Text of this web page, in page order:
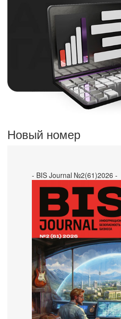
Новый номер
- BIS Journal №2(61)2026 -